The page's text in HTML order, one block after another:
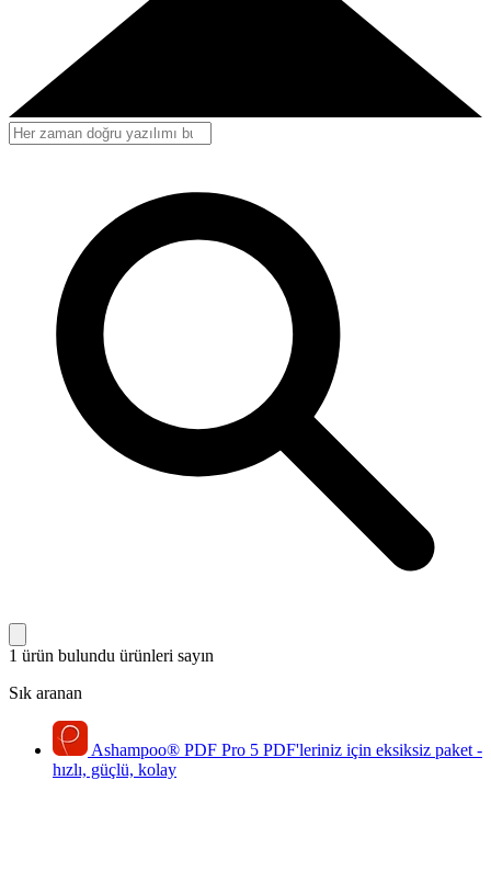
1 ürün bulundu ürünleri sayın
Sık aranan
Ashampoo® PDF Pro 5 PDF'leriniz için eksiksiz paket -
hızlı, güçlü, kolay